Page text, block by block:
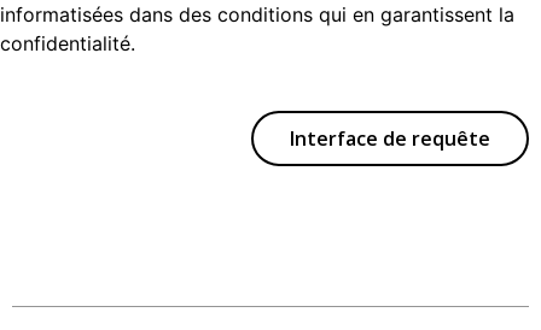
informatisées dans des conditions qui en garantissent la
confidentialité.
Interface de requête